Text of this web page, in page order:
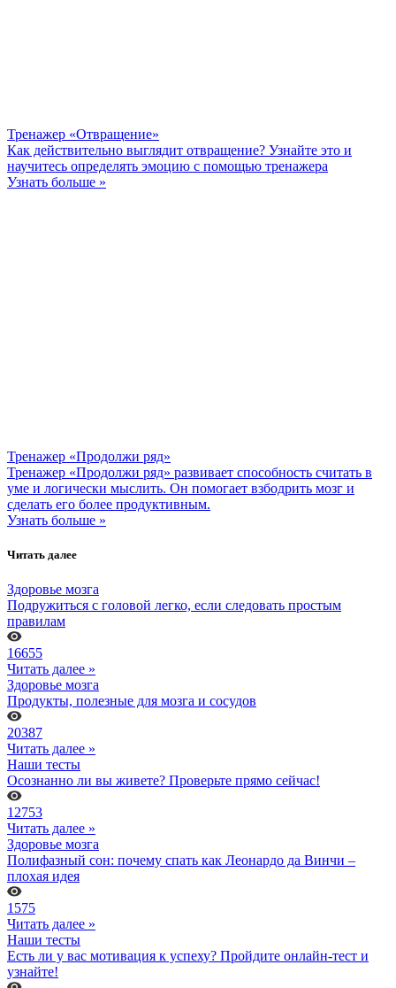
Тренажер «Отвращение»
Как действительно выглядит отвращение? Узнайте это и
научитесь определять эмоцию с помощью тренажера
Узнать больше »
Тренажер «Продолжи ряд»
Тренажер «Продолжи ряд» развивает способность считать в
уме и логически мыслить. Он помогает взбодрить мозг и
сделать его более продуктивным.
Узнать больше »
Читать далее
Здоровье мозга
Подружиться с головой легко, если следовать простым
правилам
16655
Читать далее »
Здоровье мозга
Продукты, полезные для мозга и сосудов
20387
Читать далее »
Наши тесты
Осознанно ли вы живете? Проверьте прямо сейчас!
12753
Читать далее »
Здоровье мозга
Полифазный сон: почему спать как Леонардо да Винчи –
плохая идея
1575
Читать далее »
Наши тесты
Есть ли у вас мотивация к успеху? Пройдите онлайн-тест и
узнайте!